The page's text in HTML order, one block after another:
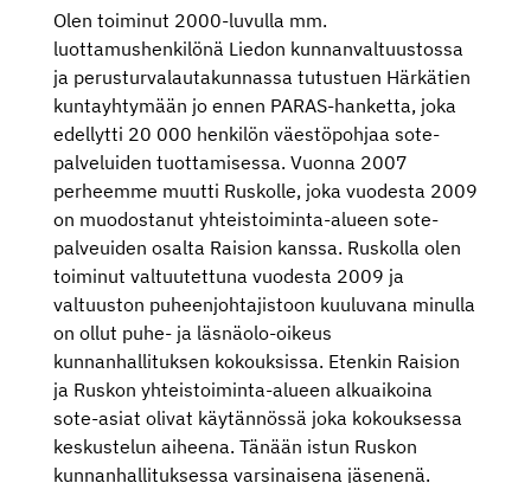
Olen toiminut 2000-luvulla mm.
luottamushenkilönä Liedon kunnanvaltuustossa
ja perusturvalautakunnassa tutustuen Härkätien
kuntayhtymään jo ennen PARAS-hanketta, joka
edellytti 20 000 henkilön väestöpohjaa sote-
palveluiden tuottamisessa. Vuonna 2007
perheemme muutti Ruskolle, joka vuodesta 2009
on muodostanut yhteistoiminta-alueen sote-
palveuiden osalta Raision kanssa. Ruskolla olen
toiminut valtuutettuna vuodesta 2009 ja
valtuuston puheenjohtajistoon kuuluvana minulla
on ollut puhe- ja läsnäolo-oikeus
kunnanhallituksen kokouksissa. Etenkin Raision
ja Ruskon yhteistoiminta-alueen alkuaikoina
sote-asiat olivat käytännössä joka kokouksessa
keskustelun aiheena. Tänään istun Ruskon
kunnanhallituksessa varsinaisena jäsenenä.